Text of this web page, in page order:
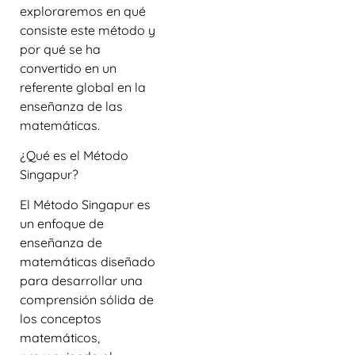
exploraremos en qué
consiste este método y
por qué se ha
convertido en un
referente global en la
enseñanza de las
matemáticas.
¿Qué es el Método
Singapur?
El Método Singapur es
un enfoque de
enseñanza de
matemáticas diseñado
para desarrollar una
comprensión sólida de
los conceptos
matemáticos,